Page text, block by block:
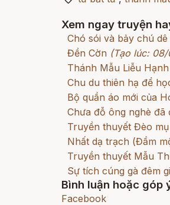
Xem ngay truyện
Chó sói và bảy chú
Đền Cờn (Tạo lúc:
Thánh Mẫu Liễu Hạnh
Chu du thiên hạ để
Bộ quần áo mới của
Chưa đỗ ông nghè đã
Truyền thuyết Đèo mụ
Nhất dạ trạch (Đầm
Truyền thuyết Mẫu
Sự tích cúng gà đêm
Bình luận hoặc góp
Facebook